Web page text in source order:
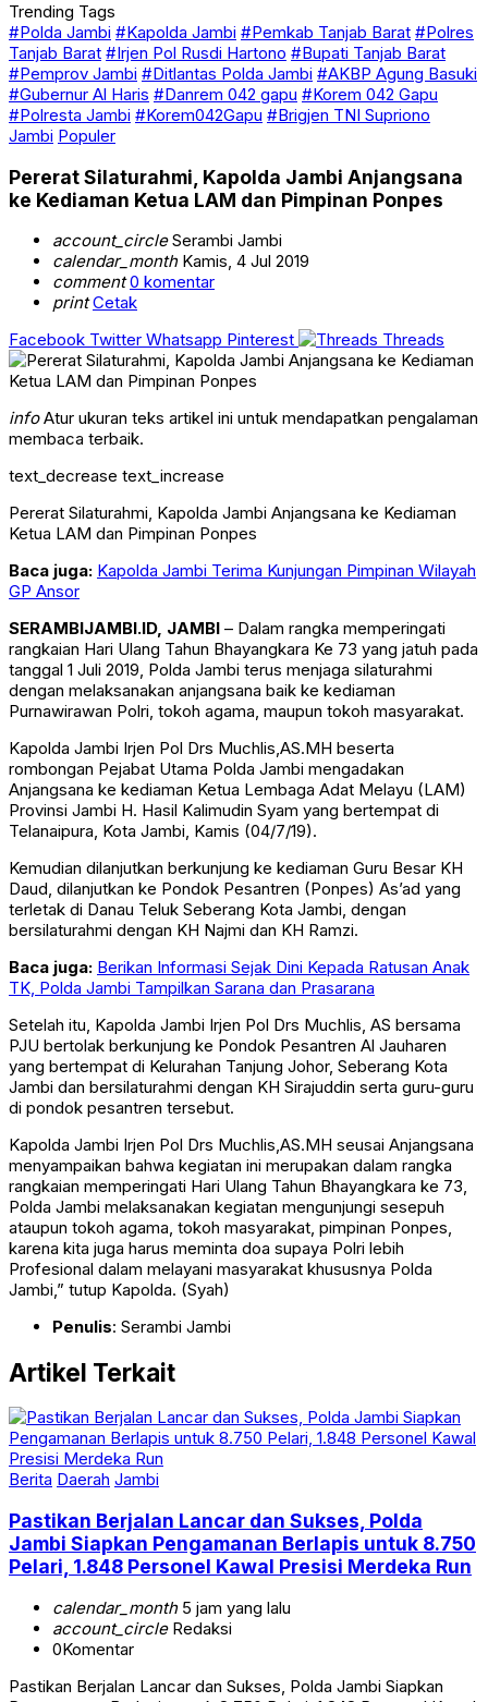
Trending Tags
#Polda Jambi #Kapolda Jambi #Pemkab Tanjab Barat #Polres
Tanjab Barat #Irjen Pol Rusdi Hartono #Bupati Tanjab Barat
#Pemprov Jambi #Ditlantas Polda Jambi #AKBP Agung Basuki
#Gubernur Al Haris #Danrem 042 gapu #Korem 042 Gapu
#Polresta Jambi #Korem042Gapu #Brigjen TNI Supriono
Jambi Populer
Pererat Silaturahmi, Kapolda Jambi Anjangsana
ke Kediaman Ketua LAM dan Pimpinan Ponpes
account_circleSerambi Jambi
calendar_monthKamis, 4 Jul 2019
comment 0 komentar
print Cetak
Facebook Twitter Whatsapp Pinterest Threads
infoAtur ukuran teks artikel ini untuk mendapatkan pengalaman
membaca terbaik.
text_decrease text_increase
Pererat Silaturahmi, Kapolda Jambi Anjangsana ke Kediaman
Ketua LAM dan Pimpinan Ponpes
Baca juga: Kapolda Jambi Terima Kunjungan Pimpinan Wilayah
GP Ansor
SERAMBIJAMBI.ID, JAMBI – Dalam rangka memperingati
rangkaian Hari Ulang Tahun Bhayangkara Ke 73 yang jatuh pada
tanggal 1 Juli 2019, Polda Jambi terus menjaga silaturahmi
dengan melaksanakan anjangsana baik ke kediaman
Purnawirawan Polri, tokoh agama, maupun tokoh masyarakat.
Kapolda Jambi Irjen Pol Drs Muchlis,AS.MH beserta
rombongan Pejabat Utama Polda Jambi mengadakan
Anjangsana ke kediaman Ketua Lembaga Adat Melayu (LAM)
Provinsi Jambi H. Hasil Kalimudin Syam yang bertempat di
Telanaipura, Kota Jambi, Kamis (04/7/19).
Kemudian dilanjutkan berkunjung ke kediaman Guru Besar KH
Daud, dilanjutkan ke Pondok Pesantren (Ponpes) As’ad yang
terletak di Danau Teluk Seberang Kota Jambi, dengan
bersilaturahmi dengan KH Najmi dan KH Ramzi.
Baca juga: Berikan Informasi Sejak Dini Kepada Ratusan Anak
TK, Polda Jambi Tampilkan Sarana dan Prasarana
Setelah itu, Kapolda Jambi Irjen Pol Drs Muchlis, AS bersama
PJU bertolak berkunjung ke Pondok Pesantren Al Jauharen
yang bertempat di Kelurahan Tanjung Johor, Seberang Kota
Jambi dan bersilaturahmi dengan KH Sirajuddin serta guru-guru
di pondok pesantren tersebut.
Kapolda Jambi Irjen Pol Drs Muchlis,AS.MH seusai Anjangsana
menyampaikan bahwa kegiatan ini merupakan dalam rangka
rangkaian memperingati Hari Ulang Tahun Bhayangkara ke 73,
Polda Jambi melaksanakan kegiatan mengunjungi sesepuh
ataupun tokoh agama, tokoh masyarakat, pimpinan Ponpes,
karena kita juga harus meminta doa supaya Polri lebih
Profesional dalam melayani masyarakat khususnya Polda
Jambi,” tutup Kapolda. (Syah)
Penulis: Serambi Jambi
Artikel Terkait
Berita Daerah Jambi
Pastikan Berjalan Lancar dan Sukses, Polda
Jambi Siapkan Pengamanan Berlapis untuk 8.750
Pelari, 1.848 Personel Kawal Presisi Merdeka Run
calendar_month5 jam yang lalu
account_circleRedaksi
0Komentar
Pastikan Berjalan Lancar dan Sukses, Polda Jambi Siapkan